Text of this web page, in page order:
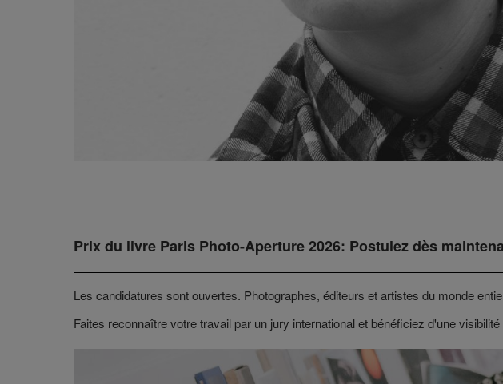
Prix du livre Paris Photo-Aperture 2026: Postulez dès
Les candidatures sont ouvertes. Photographes, éditeurs et artistes du monde
Faites reconnaître votre travail par un jury international et bénéficiez d'une